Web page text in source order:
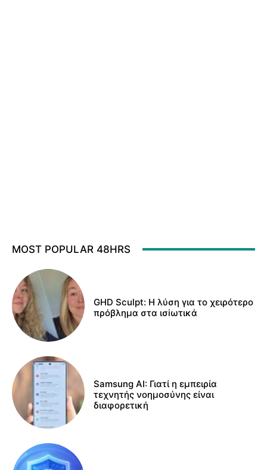
MOST POPULAR 48HRS
GHD Sculpt: Η λύση για το χειρότερο
πρόβλημα στα ισiωτικά
Samsung AI: Γιατί η εμπειρία
τεχνητής νοημοσύνης είναι
διαφορετική